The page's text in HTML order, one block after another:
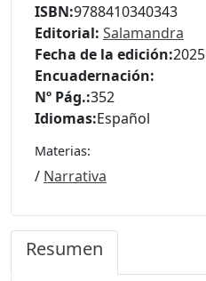
ISBN:9788410340343
Editorial: Salamandra
Fecha de la edición:2025
Encuadernación:
Nº Pág.:352
Idiomas:Español
Materias:
/ Narrativa
Resumen